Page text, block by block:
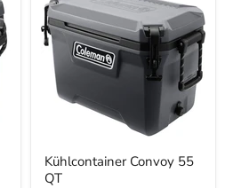
Kühlcontainer Convoy 55
QT